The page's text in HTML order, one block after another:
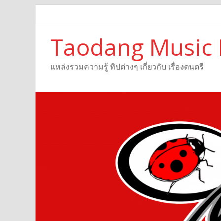
Taodang Music
แหล่งรวมความรู้ ทิปต่างๆ เกี่ยวกับ เรื่องดนตรี